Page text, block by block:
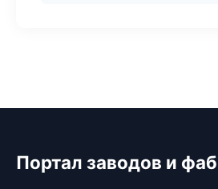
Портал заводов и